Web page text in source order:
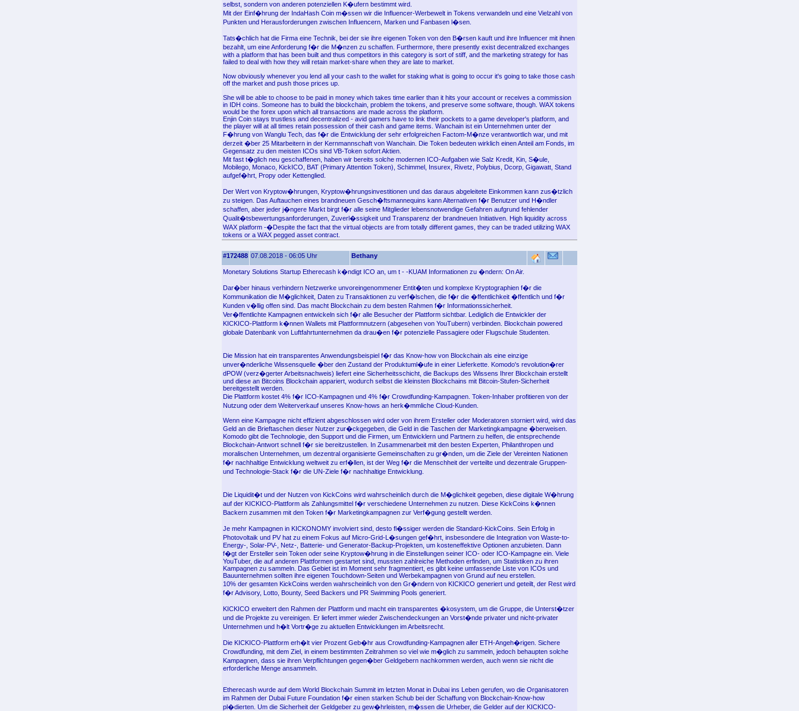
selbst, sondern von anderen potenziellen K�ufern bestimmt wird.
Mit der Einf�hrung der IndaHash Coin m�ssen wir die Influencer-Werbewelt in Tokens verwandeln und eine Vielzahl von
Punkten und Herausforderungen zwischen Influencern, Marken und Fanbasen l�sen.
Tats�chlich hat die Firma eine Technik, bei der sie ihre eigenen Token von den B�rsen kauft und ihre Influencer mit ihnen
bezahlt, um eine Anforderung f�r die M�nzen zu schaffen. Furthermore, there presently exist decentralized exchanges
with a platform that has been built and thus competitors in this category is sort of stiff, and the marketing strategy for has
failed to deal with how they will retain market-share when they are late to market.
Now obviously whenever you lend all your cash to the wallet for staking what is going to occur it's going to take those cash
off the market and push those prices up.
She will be able to choose to be paid in money which takes time earlier than it hits your account or receives a commission
in IDH coins. Someone has to build the blockchain, problem the tokens, and preserve some software, though. WAX tokens
would be the forex upon which all transactions are made across the platform.
Enjin Coin stays trustless and decentralized - avid gamers have to link their pockets to a game developer's platform, and
the player will at all times retain possession of their cash and game items. Wanchain ist ein Unternehmen unter der
F�hrung von Wanglu Tech, das f�r die Entwicklung der sehr erfolgreichen Factom-M�nze verantwortlich war, und mit
derzeit �ber 25 Mitarbeitern in der Kernmannschaft von Wanchain. Die Token bedeuten wirklich einen Anteil am Fonds, im
Gegensatz zu den meisten ICOs sind VB-Token sofort Aktien.
Mit fast t�glich neu geschaffenen, haben wir bereits solche modernen ICO-Aufgaben wie Salz Kredit, Kin, S�ule,
Mobilego, Monaco, KickICO, BAT (Primary Attention Token), Schimmel, Insurex, Rivetz, Polybius, Dcorp, Gigawatt, Stand
aufgef�hrt, Propy oder Kettenglied.
Der Wert von Kryptow�hrungen, Kryptow�hrungsinvestitionen und das daraus abgeleitete Einkommen kann zus�tzlich
zu steigen. Das Auftauchen eines brandneuen Gesch�ftsmannequins kann Alternativen f�r Benutzer und H�ndler
schaffen, aber jeder j�ngere Markt birgt f�r alle seine Mitglieder lebensnotwendige Gefahren aufgrund fehlender
Qualit�tsbewertungsanforderungen, Zuverl�ssigkeit und Transparenz der brandneuen Initiativen. High liquidity across
WAX platform -�Despite the fact that the virtual objects are from totally different games, they can be traded utilizing WAX
tokens or a WAX pegged asset contract.
#172488 07.08.2018 - 06:05 Uhr Bethany
Monetary Solutions Startup Etherecash k�ndigt ICO an, um t - -KUAM Informationen zu �ndern: On Air.
Dar�ber hinaus verhindern Netzwerke unvoreingenommener Entit�ten und komplexe Kryptographien f�r die
Kommunikation die M�glichkeit, Daten zu Transaktionen zu verf�lschen, die f�r die �ffentlichkeit �ffentlich und f�r
Kunden v�llig offen sind. Das macht Blockchain zu dem besten Rahmen f�r Informationssicherheit.
Ver�ffentlichte Kampagnen entwickeln sich f�r alle Besucher der Plattform sichtbar. Lediglich die Entwickler der
KICKICO-Plattform k�nnen Wallets mit Plattformnutzern (abgesehen von YouTubern) verbinden. Blockchain powered
globale Datenbank von Luftfahrtunternehmen da drau�en f�r potenzielle Passagiere oder Flugschule Studenten.
Die Mission hat ein transparentes Anwendungsbeispiel f�r das Know-how von Blockchain als eine einzige
unver�nderliche Wissensquelle �ber den Zustand der Produktuml�ufe in einer Lieferkette. Komodo's revolution�rer
dPOW (verz�gerter Arbeitsnachweis) liefert eine Sicherheitsschicht, die Backups des Wissens Ihrer Blockchain erstellt
und diese an Bitcoins Blockchain appariert, wodurch selbst die kleinsten Blockchains mit Bitcoin-Stufen-Sicherheit
bereitgestellt werden.
Die Plattform kostet 4% f�r ICO-Kampagnen und 4% f�r Crowdfunding-Kampagnen. Token-Inhaber profitieren von der
Nutzung oder dem Weiterverkauf unseres Know-hows an herk�mmliche Cloud-Kunden.
Wenn eine Kampagne nicht effizient abgeschlossen wird oder von ihrem Ersteller oder Moderatoren storniert wird, wird das
Geld an die Brieftaschen dieser Nutzer zur�ckgegeben, die Geld in die Taschen der Marketingkampagne �berweisen.
Komodo gibt die Technologie, den Support und die Firmen, um Entwicklern und Partnern zu helfen, die entsprechende
Blockchain-Antwort schnell f�r sie bereitzustellen. In Zusammenarbeit mit den besten Experten, Philanthropen und
moralischen Unternehmen, um dezentral organisierte Gemeinschaften zu gr�nden, um die Ziele der Vereinten Nationen
f�r nachhaltige Entwicklung weltweit zu erf�llen, ist der Weg f�r die Menschheit der verteilte und dezentrale Gruppen-
und Technologie-Stack f�r die UN-Ziele f�r nachhaltige Entwicklung.
Die Liquidit�t und der Nutzen von KickCoins wird wahrscheinlich durch die M�glichkeit gegeben, diese digitale W�hrung
auf der KICKICO-Plattform als Zahlungsmittel f�r verschiedene Unternehmen zu nutzen. Diese KickCoins k�nnen
Backern zusammen mit den Token f�r Marketingkampagnen zur Verf�gung gestellt werden.
Je mehr Kampagnen in KICKONOMY involviert sind, desto fl�ssiger werden die Standard-KickCoins. Sein Erfolg in
Photovoltaik und PV hat zu einem Fokus auf Micro-Grid-L�sungen gef�hrt, insbesondere die Integration von Waste-to-
Energy-, Solar-PV-, Netz-, Batterie- und Generator-Backup-Projekten, um kosteneffektive Optionen anzubieten. Dann
f�gt der Ersteller sein Token oder seine Kryptow�hrung in die Einstellungen seiner ICO- oder ICO-Kampagne ein. Viele
YouTuber, die auf anderen Plattformen gestartet sind, mussten zahlreiche Methoden erfinden, um Statistiken zu ihren
Kampagnen zu sammeln. Das Gebiet ist im Moment sehr fragmentiert, es gibt keine umfassende Liste von ICOs und
Bauunternehmen sollten ihre eigenen Touchdown-Seiten und Werbekampagnen von Grund auf neu erstellen.
10% der gesamten KickCoins werden wahrscheinlich von den Gr�ndern von KICKICO generiert und geteilt, der Rest wird
f�r Advisory, Lotto, Bounty, Seed Backers und PR Swimming Pools generiert.
KICKICO erweitert den Rahmen der Plattform und macht ein transparentes �kosystem, um die Gruppe, die Unterst�tzer
und die Projekte zu vereinigen. Er liefert immer wieder Zwischendeckungen an Vorst�nde privater und nicht-privater
Unternehmen und h�lt Vortr�ge zu aktuellen Entwicklungen im Arbeitsrecht.
Die KICKICO-Plattform erh�lt vier Prozent Geb�hr aus Crowdfunding-Kampagnen aller ETH-Angeh�rigen. Sichere
Crowdfunding, mit dem Ziel, in einem bestimmten Zeitrahmen so viel wie m�glich zu sammeln, jedoch behaupten solche
Kampagnen, dass sie ihren Verpflichtungen gegen�ber Geldgebern nachkommen werden, auch wenn sie nicht die
erforderliche Menge ansammeln.
Etherecash wurde auf dem World Blockchain Summit im letzten Monat in Dubai ins Leben gerufen, wo die Organisatoren
im Rahmen der Dubai Future Foundation f�r einen starken Schub bei der Schaffung von Blockchain-Know-how
pl�dierten. Um die Sicherheit der Geldgeber zu gew�hrleisten, m�ssen die Urheber, die Gelder auf der KICKICO-